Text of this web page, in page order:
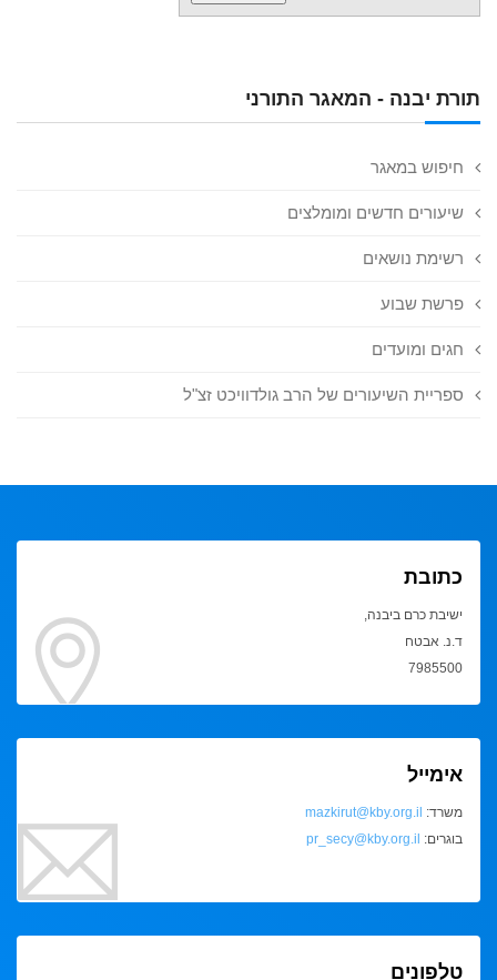
תורת יבנה - המאגר התורני
חיפוש במאגר
שיעורים חדשים ומומלצים
רשימת נושאים
פרשת שבוע
חגים ומועדים
ספריית השיעורים של הרב גולדוויכט זצ"ל
כתובת
ישיבת כרם ביבנה,
ד.נ. אבטח
7985500
אימייל
משרד: mazkirut@kby.org.il
בוגרים: pr_secy@kby.org.il
טלפונים